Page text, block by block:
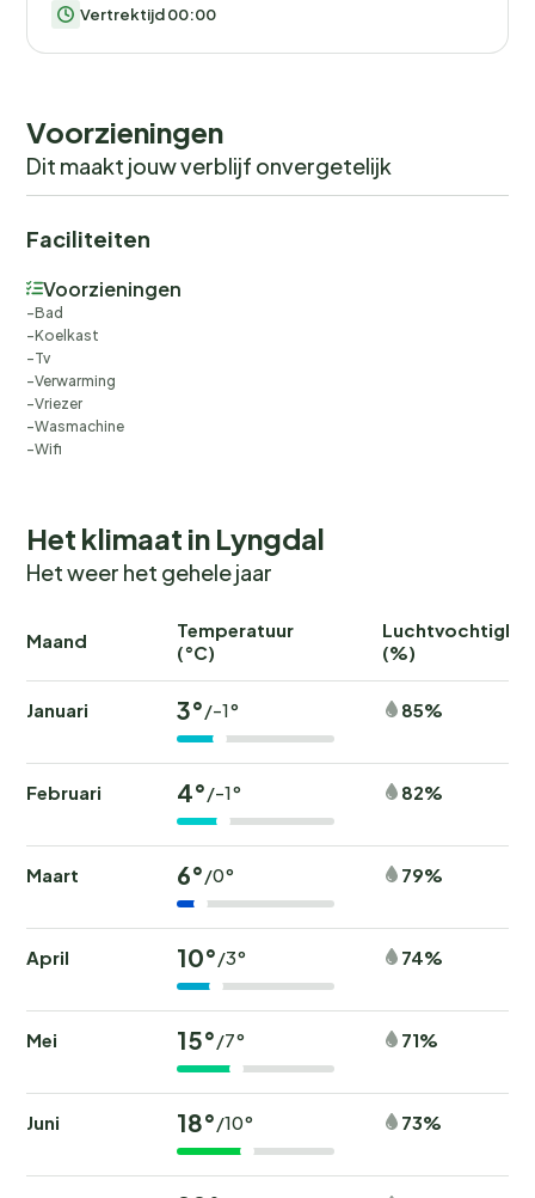
Vertrektijd 00:00
Voorzieningen
Dit maakt jouw verblijf onvergetelijk
Faciliteiten
Voorzieningen
Bad
Koelkast
Tv
Verwarming
Vriezer
Wasmachine
Wifi
Het klimaat in Lyngdal
Het weer het gehele jaar
Maand
Temperatuur
(°C)
(%)
Januari 3°/-1° 85%
Februari 4°/-1° 82%
Maart 6°/0° 79%
April 10°/3° 74%
Mei 15°/7° 71%
Juni 18°/10° 73%